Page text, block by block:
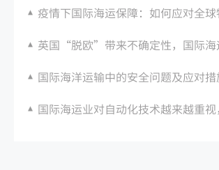
疫情下国际海运保障：如何应对全
英国“脱欧”带来不确定性，国际海运公司
国际海洋运输中的安全问题及应对措
国际海运业对自动化技术越来越重视，提高